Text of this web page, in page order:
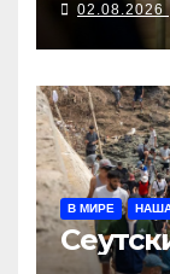
02.08.2026
В МИРЕ